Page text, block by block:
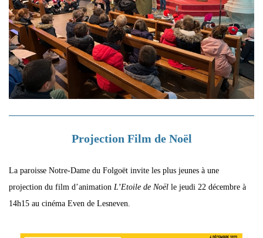
Projection Film de Noël
La paroisse Notre-Dame du Folgoët invite les plus jeunes à une
projection du film d’animation L’Etoile de Noël le jeudi 22 décembre à
14h15 au cinéma Even de Lesneven.